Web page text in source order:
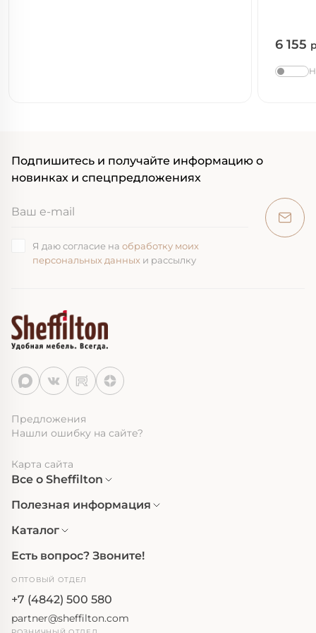
6 155
Подпишитесь и получайте информацию о
новинках и спецпредложениях
Я даю согласие на обработку моих
персональных данных и рассылку
Предложения
Нашли ошибку на сайте?
Карта сайта
Все о Sheffilton
Полезная информация
Каталог
Есть вопрос? Звоните!
ОПТОВЫЙ ОТДЕЛ
+7 (4842) 500 580
partner@sheffilton.com